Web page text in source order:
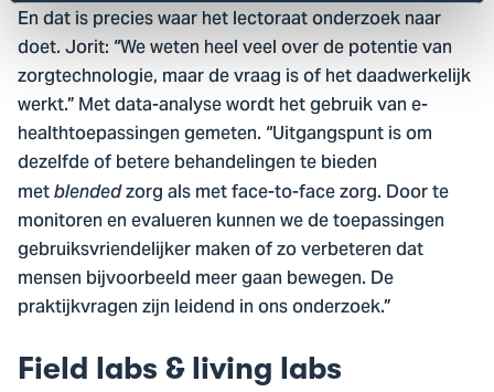
En dat is precies waar het lectoraat onderzoek naar
doet. Jorit: “We weten heel veel over de potentie van
zorgtechnologie, maar de vraag is of het daadwerkelijk
werkt.” Met data-analyse wordt het gebruik van e-
healthtoepassingen gemeten. “Uitgangspunt is om
dezelfde of betere behandelingen te bieden
metblendedzorg als met face-to-face zorg. Door te
monitoren en evalueren kunnen we de toepassingen
gebruiksvriendelijker maken of zo verbeteren dat
mensen bijvoorbeeld meer gaan bewegen. De
praktijkvragen zijn leidend in ons onderzoek.”
Field labs & living labs